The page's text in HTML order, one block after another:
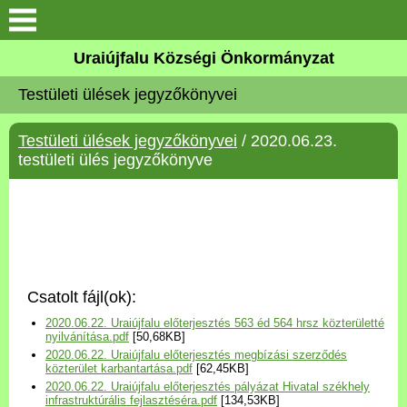
Köszöntő
Elérhetőségek
Uraiújfalu
Választási információk
Versenyképes Járások
Program
Uraiújfalu Községi Önkormányzat
Testületi ülések jegyzőkönyvei
Testületi ülések jegyzőkönyvei / 2020.06.23.
testületi ülés jegyzőkönyve
Csatolt fájl(ok):
2020.06.22. Uraiújfalu előterjesztés 563 éd 564 hrsz közterületté
nyilvánítása.pdf [50,68KB]
2020.06.22. Uraiújfalu előterjesztés megbízási szerződés
közterület karbantartása.pdf [62,45KB]
2020.06.22. Uraiújfalu előterjesztés pályázat Hivatal székhely
infrastruktúrális fejlasztéséra.pdf [134,53KB]